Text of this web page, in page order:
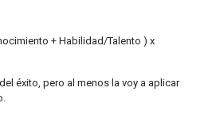
+ Habilidad/Talento ) x
éxito, pero al menos la voy a aplicar